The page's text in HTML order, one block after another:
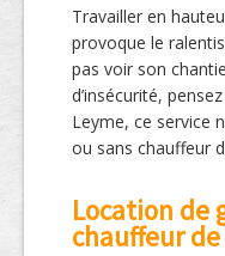
Travailler en
provoque le
pas voir son
d’insécurité,
Leyme, ce service
ou sans chauffeur
Location de
chauffeur